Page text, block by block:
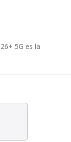
5G es la